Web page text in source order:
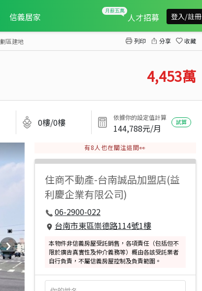
信義居家 人才招募 登入/註冊
區建地 列印 分享 收藏
4,453萬
0樓/0樓 依據你的設定值計算
144,788元/月
試算
有8 人也在關注這間👀
住商不動產-台南誠品加盟店(益
利慶企業有限公司)
06-2900-022
台南市東區崇德路114號1樓
本物件非信義房屋受託銷售，各項責任（包括但不
限於廣告真實性及仲介義務等）概由各該受託業者
自行負責，不屬信義房屋控制及負責範圍。